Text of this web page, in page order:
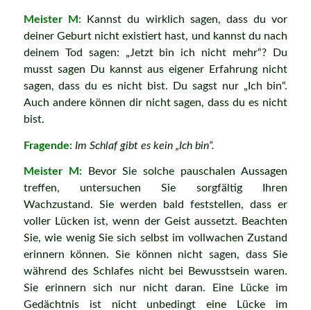
Meister M:Kannst du wirklich sagen, dass du vor
deiner Geburt nicht existiert hast, und kannst du nach
deinem Tod sagen: „Jetzt bin ich nicht mehr“? Du
musst sagen Du kannst aus eigener Erfahrung nicht
sagen, dass du es nicht bist. Du sagst nur „Ich bin“.
Auch andere können dir nicht sagen, dass du es nicht
bist.
Fragende: Im Schlaf gibt es kein „Ich bin“.
Meister M:Bevor Sie solche pauschalen Aussagen
treffen, untersuchen Sie sorgfältig Ihren
Wachzustand. Sie werden bald feststellen, dass er
voller Lücken ist, wenn der Geist aussetzt. Beachten
Sie, wie wenig Sie sich selbst im vollwachen Zustand
erinnern können. Sie können nicht sagen, dass Sie
während des Schlafes nicht bei Bewusstsein waren.
Sie erinnern sich nur nicht daran. Eine Lücke im
Gedächtnis ist nicht unbedingt eine Lücke im